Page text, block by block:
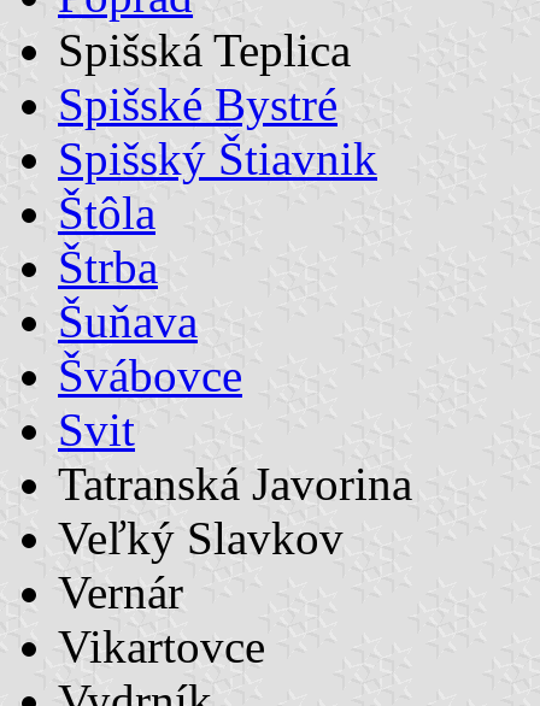
Spišská Teplica
Spišské Bystré
Spišský Štiavnik
Štôla
Štrba
Šuňava
Švábovce
Svit
Tatranská Javorina
Veľký Slavkov
Vernár
Vikartovce